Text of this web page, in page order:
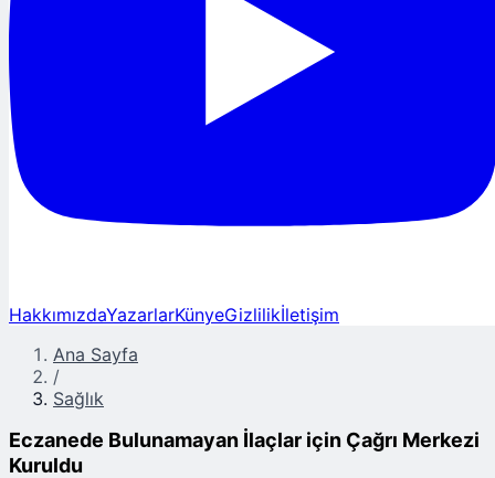
HakkımızdaYazarlarKünyeGizlilikİletişim
Ana Sayfa
/
Sağlık
Eczanede Bulunamayan İlaçlar için Çağrı Merkezi
Kuruldu